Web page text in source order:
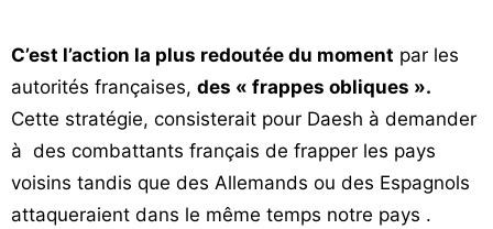
C’est l’action la plus redoutée du moment par les
autorités françaises, des « frappes obliques ».
Cette stratégie, consisterait pour Daesh à demander
à des combattants français de frapper les pays
voisins tandis que des Allemands ou des Espagnols
attaqueraient dans le même temps notre pays .